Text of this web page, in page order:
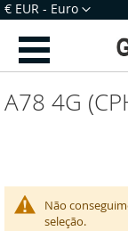
Ir
para
Conteúdo
Moeda
€ EUR - Euro
A78 4G
Não
seleção.